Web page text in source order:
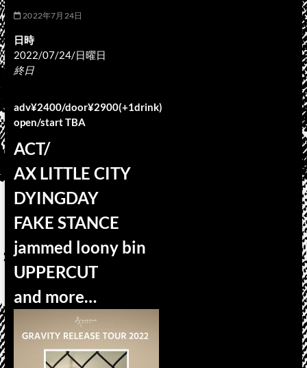
2022年7月24日
日時
2022/07/24/日曜日
終日
adv¥2400/door¥2900(+1drink)
open/start TBA
ACT/
AX LITTLE CITY
DYINGDAY
FAKE STANCE
jammed loony bin
UPPERCUT
and more…